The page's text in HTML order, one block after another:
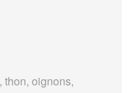
thon, oignons,